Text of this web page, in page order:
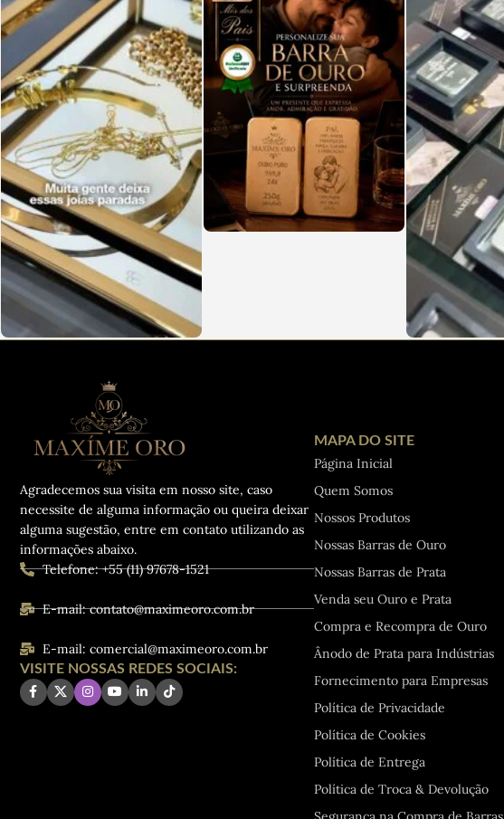
Agradecemos sua visita em nosso site, caso
necessite de alguma informação ou queira deixar
alguma sugestão, entre em contato utilizando as
informações abaixo.
Telefone: +55 (11) 97678-1521
E-mail: contato@maximeoro.com.br
E-mail: comercial@maximeoro.com.br
VISITE NOSSAS REDES SOCIAIS:
MAPA DO SITE
Página Inicial
Quem Somos
Nossos Produtos
Nossas Barras de Ouro
Nossas Barras de Prata
Venda seu Ouro e Prata
Compra e Recompra de Ouro
Ânodo de Prata para Indústrias
Fornecimento para Empresas
Política de Privacidade
Política de Cookies
Política de Entrega
Política de Troca & Devolução